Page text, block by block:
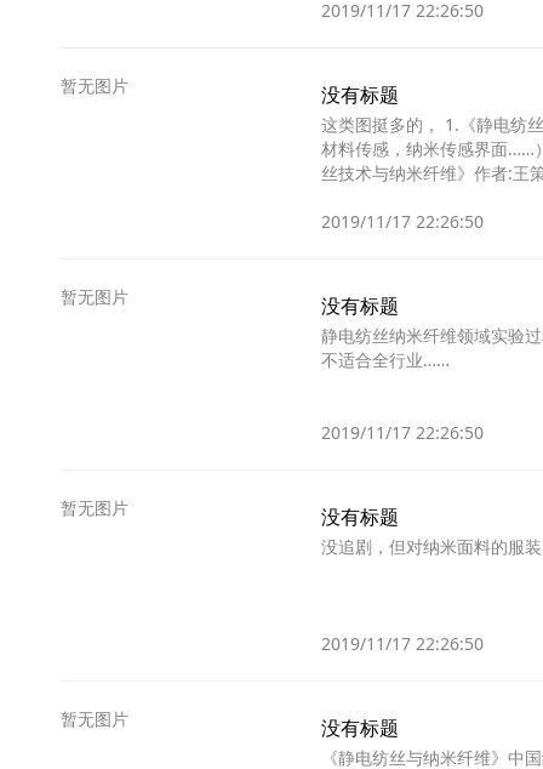
2019/11/17 22:26:50
暂无图片 没有标题
这类图挺多的， 1.《静电纺
材料传感，纳米传感界面……） 2.《静电纺丝纳米纤维》作者杨卫民，李好义，阎华，吴昌政编著/2018-04-01/化学工业出版社 3.《
2019/11/17 22:26:50
暂无图片 没有标题
静电纺丝纳米纤维领域实验
不适合全行业……
2019/11/17 22:26:50
暂无图片 没有标题
没追剧，但对纳米面料的服
2019/11/17 22:26:50
暂无图片 没有标题
《静电纺丝与纳米纤维》中